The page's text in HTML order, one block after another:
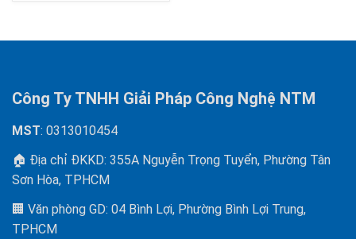
Công Ty TNHH Giải Pháp Công Nghệ NTM
MST: 0313010454
🏠 Địa chỉ ĐKKD: 355A Nguyễn Trọng Tuyển, Phường Tân
Sơn Hòa, TPHCM
🏢 Văn phòng GD: 04 Bình Lợi, Phường Bình Lợi Trung,
TPHCM